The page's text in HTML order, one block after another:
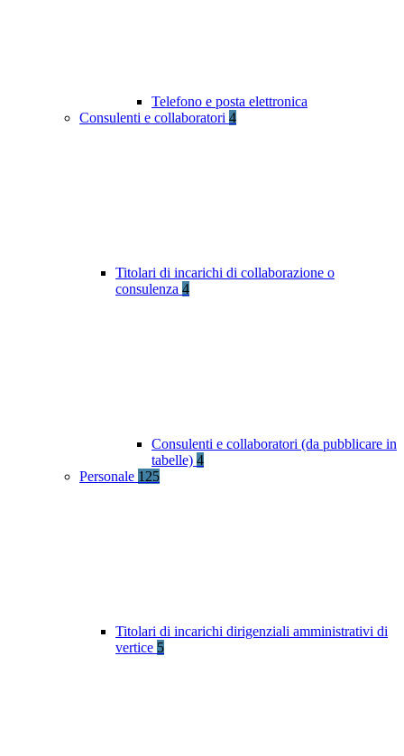
Telefono e posta elettronica
Consulenti e collaboratori 4
Titolari di incarichi di collaborazione o
consulenza 4
Consulenti e collaboratori (da pubblicare in
tabelle) 4
Personale 125
Titolari di incarichi dirigenziali amministrativi di
vertice 5